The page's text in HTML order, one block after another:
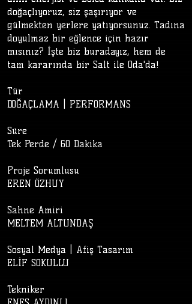
doğaçlıyoruz, siz şaşırıyor ve
gülmekten yerlere yatıyorsunuz. Tadına
doyulmaz bir eğlence için hazır
mısınız? İşte biz buradayız, hem de
tam kararında bir Salt ile Oda'da!
Tür
DOĞAÇLAMA | PERFORMANS
Süre
Tek Perde / 60 Dakika
Proje Sorumlusu
EREN ÖZHUY
Sahne Amiri
MELTEM ALTUNDAŞ
Sosyal Medya | Afiş Tasarım
ELİF SOKULLU
Tekniker